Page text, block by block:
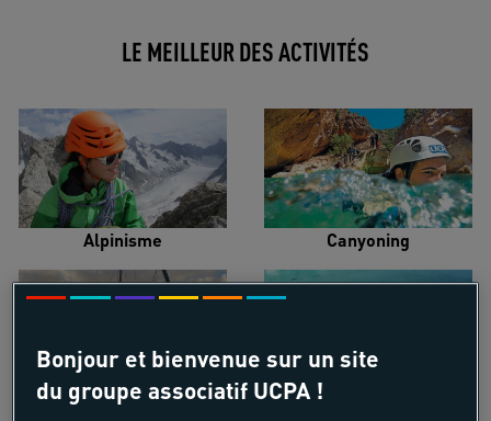
LE MEILLEUR DES ACTIVITÉS
Alpinisme Canyoning
Croisière voilier Kayak de mer
Bonjour et bienvenue sur un site
du groupe associatif UCPA !